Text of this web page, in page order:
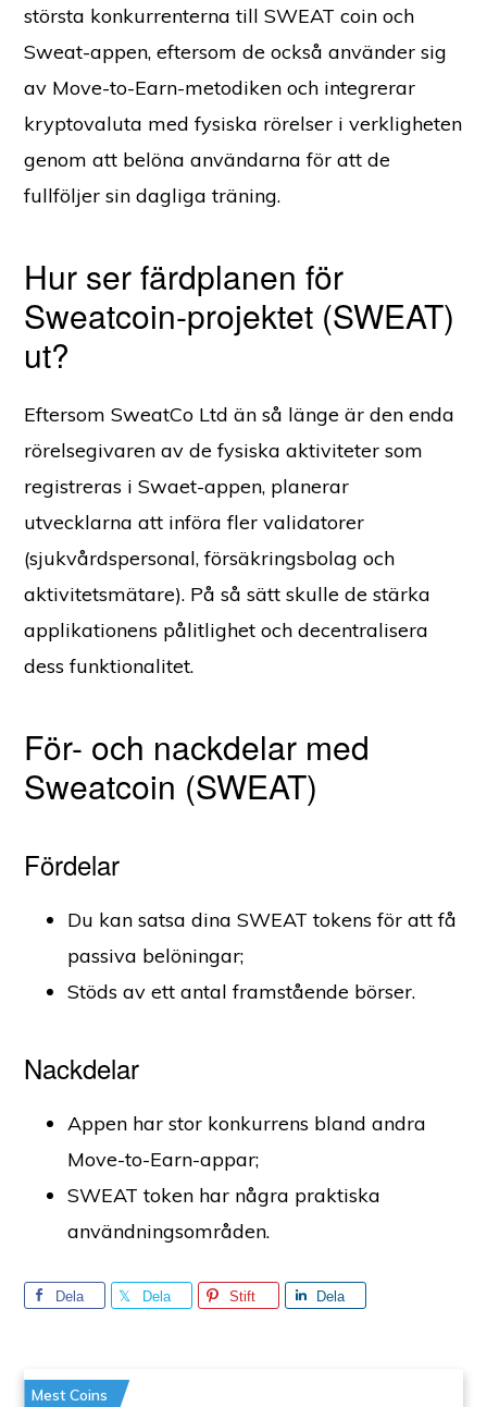
största konkurrenterna till SWEAT coin och
Sweat-appen, eftersom de också använder sig
av Move-to-Earn-metodiken och integrerar
kryptovaluta med fysiska rörelser i verkligheten
genom att belöna användarna för att de
fullföljer sin dagliga träning.
Hur ser färdplanen för
Sweatcoin-projektet (SWEAT)
ut?
Eftersom SweatCo Ltd än så länge är den enda
rörelsegivaren av de fysiska aktiviteter som
registreras i Swaet-appen, planerar
utvecklarna att införa fler validatorer
(sjukvårdspersonal, försäkringsbolag och
aktivitetsmätare). På så sätt skulle de stärka
applikationens pålitlighet och decentralisera
dess funktionalitet.
För- och nackdelar med
Sweatcoin (SWEAT)
Fördelar
Du kan satsa dina SWEAT tokens för att få
passiva belöningar;
Stöds av ett antal framstående börser.
Nackdelar
Appen har stor konkurrens bland andra
Move-to-Earn-appar;
SWEAT token har några praktiska
användningsområden.
Dela Dela Stift Dela
Mest Coins